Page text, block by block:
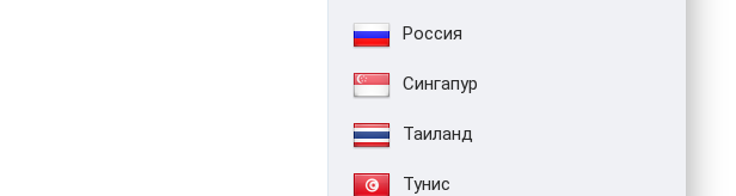
Россия
Сингапур
Таиланд
Тунис